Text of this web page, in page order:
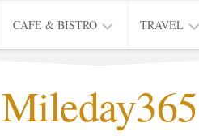
CAFE & BISTRO
CAFE
TRAVEL
THAI
Mileday365